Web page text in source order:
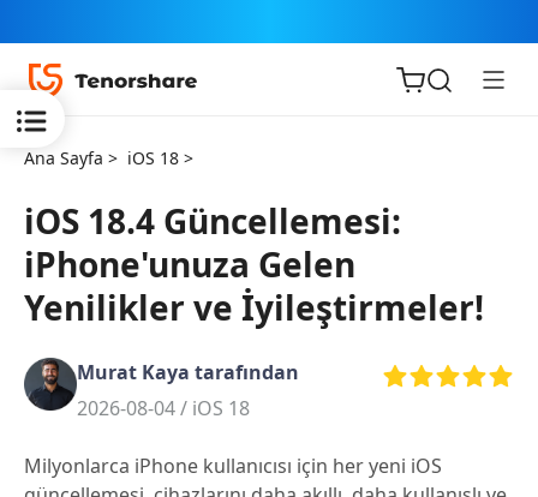
iOS için
ReiBoot
Tenorshare
PDNob
iAnyGo
Ana Sayfa > iOS 18 >
iOS 18.4 Güncellemesi:
iPhone'unuza Gelen
Yenilikler ve İyileştirmeler!
Murat Kaya tarafından
2026-08-04 / iOS 18
Milyonlarca iPhone kullanıcısı için her yeni iOS